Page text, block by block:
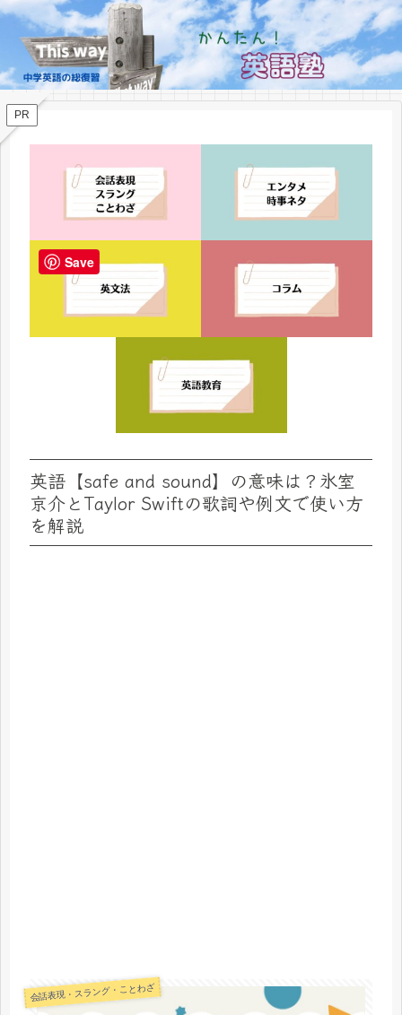
PR
英語【safe and sound】の意味は？氷室
京介とTaylor Swiftの歌詞や例文で使い方
を解説
会話表現・スラング・ことわざ
Save